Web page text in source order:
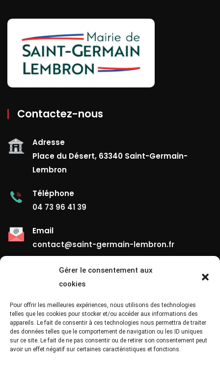
Gérer le consentement aux
cookies
Pour offrir les meilleures expériences, nous utilisons des technologies
telles que les cookies pour stocker et/ou accéder aux informations des
appareils. Le fait de consentir à ces technologies nous permettra de traiter
des données telles que le comportement de navigation ou les ID uniques
sur ce site. Le fait de ne pas consentir ou de retirer son consentement peut
avoir un effet négatif sur certaines caractéristiques et fonctions.
Contactez-nous
Adresse
Place du Désert, 63340 Saint-Germain-
Lembron
Téléphone
04 73 96 41 39
Email
contact@saint-germain-lembron.fr
Liens Utiles
Contact
Mentions Légales
Confidentialité